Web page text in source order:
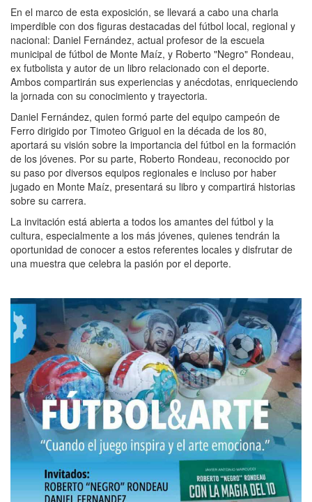
En el marco de esta exposición, se llevará a cabo una charla
imperdible con dos figuras destacadas del fútbol local, regional y
nacional: Daniel Fernández, actual profesor de la escuela
municipal de fútbol de Monte Maíz, y Roberto "Negro" Rondeau,
ex futbolista y autor de un libro relacionado con el deporte.
Ambos compartirán sus experiencias y anécdotas, enriqueciendo
la jornada con su conocimiento y trayectoria.
Daniel Fernández, quien formó parte del equipo campeón de
Ferro dirigido por Timoteo Griguol en la década de los 80,
aportará su visión sobre la importancia del fútbol en la formación
de los jóvenes. Por su parte, Roberto Rondeau, reconocido por
su paso por diversos equipos regionales e incluso por haber
jugado en Monte Maíz, presentará su libro y compartirá historias
sobre su carrera.
La invitación está abierta a todos los amantes del fútbol y la
cultura, especialmente a los más jóvenes, quienes tendrán la
oportunidad de conocer a estos referentes locales y disfrutar de
una muestra que celebra la pasión por el deporte.